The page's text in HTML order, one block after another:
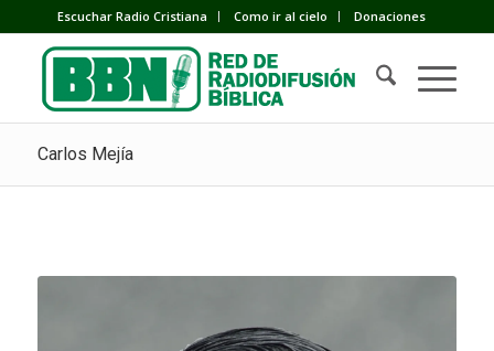
Escuchar Radio Cristiana Como ir al cielo Donaciones
Carlos Mejía